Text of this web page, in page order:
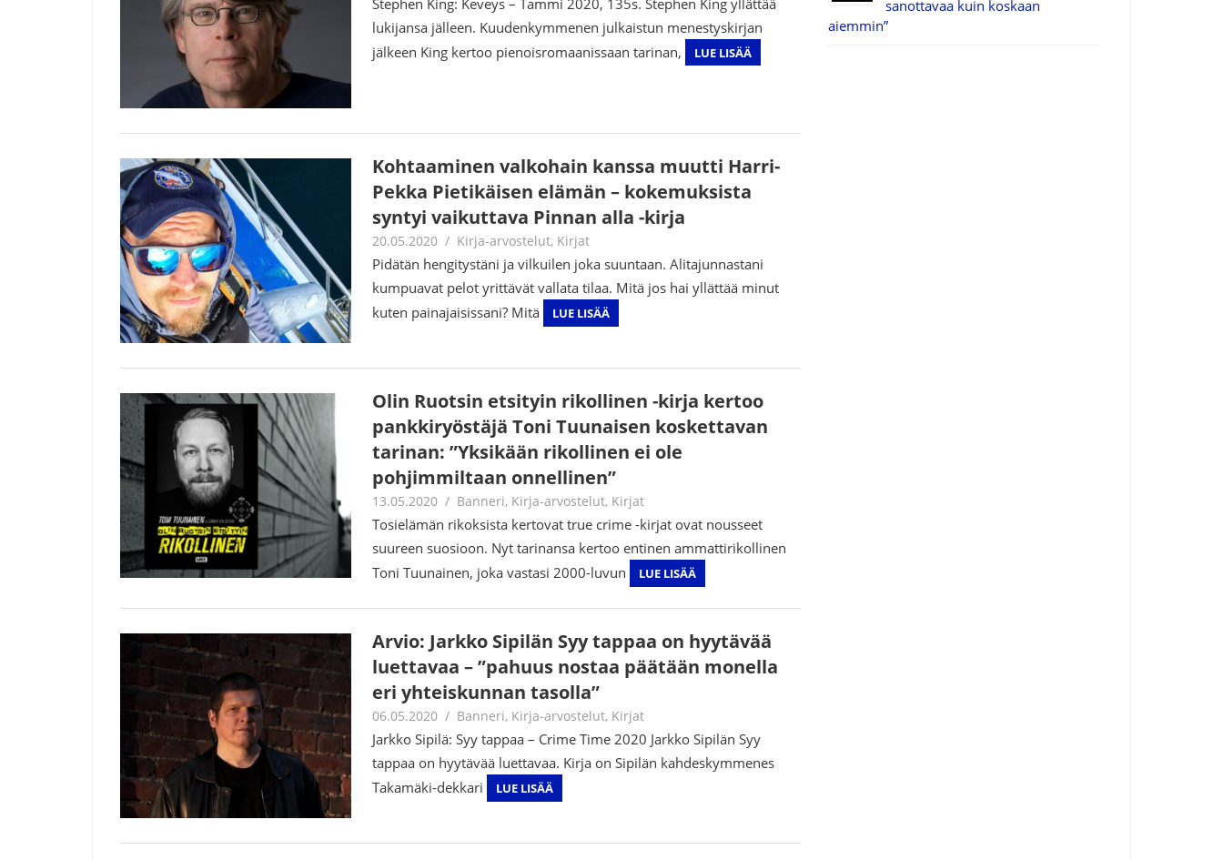
lukijansa jälleen. Kuudenkymmenen julkaistun menestyskirjan
jälkeen King kertoo pienoisromaanissaan tarinan,
LUE LISÄÄ
Kohtaaminen valkohain kanssa muutti Harri-
Pekka Pietikäisen elämän – kokemuksista
syntyi vaikuttava Pinnan alla -kirja
20.05.2020 Jouni Hirn
Kirja-arvostelut, Kirjat
Pidätän hengitystäni ja vilkuilen joka suuntaan. Alitajunnastani
kumpuavat pelot yrittävät vallata tilaa. Mitä jos hai yllättää minut
kuten painajaisissani? Mitä
LUE LISÄÄ
Olin Ruotsin etsityin rikollinen -kirja kertoo
pankkiryöstäjä Toni Tuunaisen koskettavan
tarinan: ”Yksikään rikollinen ei ole
pohjimmiltaan onnellinen”
13.05.2020 Jouni Hirn
Banneri, Kirja-arvostelut, Kirjat
Tosielämän rikoksista kertovat true crime -kirjat ovat nousseet
suureen suosioon. Nyt tarinansa kertoo entinen ammattirikollinen
Toni Tuunainen, joka vastasi 2000-luvun
LUE LISÄÄ
Arvio: Jarkko Sipilän Syy tappaa on hyytävää
luettavaa – ”pahuus nostaa päätään monella
eri yhteiskunnan tasolla”
06.05.2020 Jouni Hirn
Banneri, Kirja-arvostelut, Kirjat
Jarkko Sipilä: Syy tappaa – Crime Time 2020 Jarkko Sipilän Syy
tappaa on hyytävää luettavaa. Kirja on Sipilän kahdeskymmenes
Takamäki-dekkari
LUE LISÄÄ
sanottavaa kuin koskaan
aiemmin”